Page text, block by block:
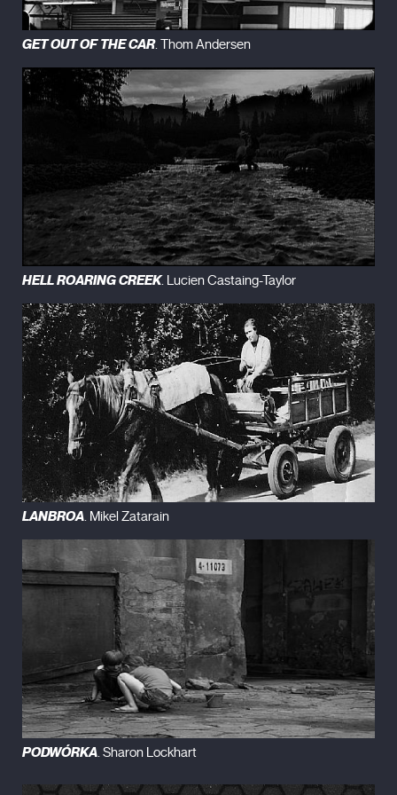
artístisco y micro cine de Los Ángeles. Sus filmes se han exhibido en
numerosos festivales internacionales. Antes de codirigirThe Last Buffalo
Huntcon Lee Anne Schmitt, ambos ya habían trabajado juntos en
Wash(2005).
Filmografía
The Urban Leprechaun (1998)
The Wash (2005)
Transposition of the Great Vessels (2005)
The Tin Woodman´s Home Movie #2 (2009)
Bower´s Cave (2009)
The Last Buffalo Hunt (2010)
Murder of Hi Good (2011)
GET OUT OF THE CAR. Thom Andersen
HELL ROARING CREEK. Lucien Castaing-Taylor
LANBROA. Mikel Zatarain
PODWÓRKA . Sharon Lockhart